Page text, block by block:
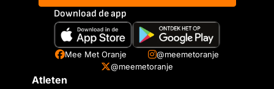
Download de app
Mee Met Oranje
@meemetoranje
@meemetoranje
Atleten